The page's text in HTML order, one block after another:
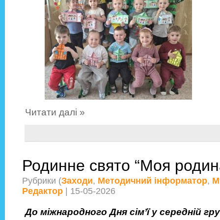
Читати далі »
Родинне свято “Моя
Рубрики (Заходи, Методичний інформатор,
Редактор | 15-05-2026
До міжнародного Дня сім’ї у середній